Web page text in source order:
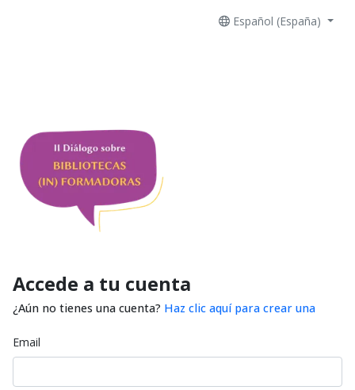
Español (España)
Accede a tu cuenta
¿Aún no tienes una cuenta? Haz clic aquí para crear una
Email